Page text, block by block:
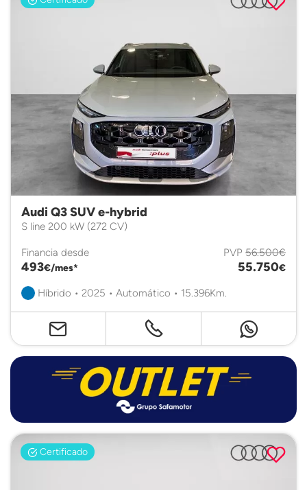
Audi Q3 SUV e-hybrid
S line 200 kW (272 CV)
Financia desde
493€/mes*
PVP 56.500€
55.750€
Híbrido • 2025 • Automático • 15.396Km.
Certificado